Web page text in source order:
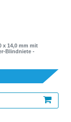
x 14,0 mm mit
Blindniete -